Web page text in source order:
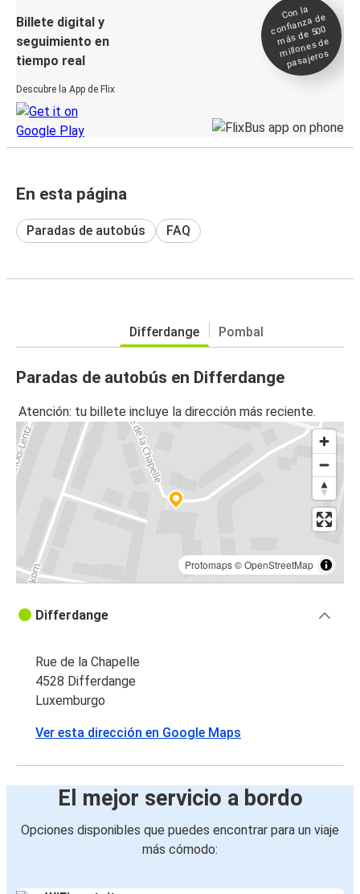
Billete digital y
seguimiento en
tiempo real
Descubre la App de Flix
Con la
confianza de
más de 500
millones de
pasajeros
En esta página
Paradas de autobús FAQ
Differdange Pombal
Paradas de autobús en Differdange
Atención: tu billete incluye la dirección más reciente.
Protomaps©OpenStreetMap
Differdange
Rue de la Chapelle
4528 Differdange
Luxemburgo
Ver esta dirección en Google Maps
El mejor servicio a bordo
Opciones disponibles que puedes encontrar para un viaje
más cómodo: